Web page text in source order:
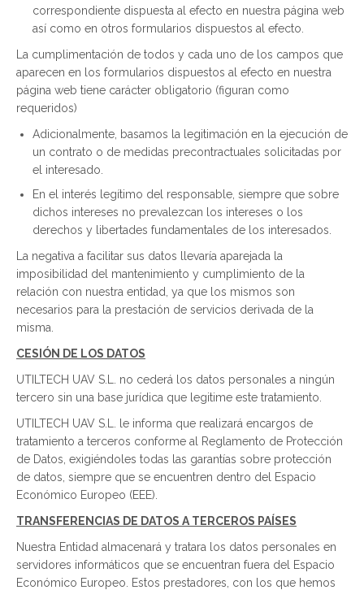
correspondiente dispuesta al efecto en nuestra página web
así como en otros formularios dispuestos al efecto.
La cumplimentación de todos y cada uno de los campos que
aparecen en los formularios dispuestos al efecto en nuestra
página web tiene carácter obligatorio (figuran como
requeridos)
Adicionalmente, basamos la legitimación en la ejecución de
un contrato o de medidas precontractuales solicitadas por
el interesado.
En el interés legítimo del responsable, siempre que sobre
dichos intereses no prevalezcan los intereses o los
derechos y libertades fundamentales de los interesados.
La negativa a facilitar sus datos llevaría aparejada la
imposibilidad del mantenimiento y cumplimiento de la
relación con nuestra entidad, ya que los mismos son
necesarios para la prestación de servicios derivada de la
misma.
CESIÓN DE LOS DATOS
UTILTECH UAV S.L. no cederá los datos personales a ningún
tercero sin una base jurídica que legitime este tratamiento.
UTILTECH UAV S.L. le informa que realizará encargos de
tratamiento a terceros conforme al Reglamento de Protección
de Datos, exigiéndoles todas las garantías sobre protección
de datos, siempre que se encuentren dentro del Espacio
Económico Europeo (EEE).
TRANSFERENCIAS DE DATOS A TERCEROS PAÍSES
Nuestra Entidad almacenará y tratara los datos personales en
servidores informáticos que se encuentran fuera del Espacio
Económico Europeo. Estos prestadores, con los que hemos